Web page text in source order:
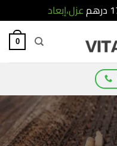
عزل،إبعاد
0